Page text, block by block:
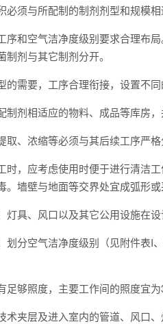
须与所配制的制剂剂型和规模相
和空气洁净度级别要求合理布局
剂与其它制剂分开。
需要，工序合理衔接，设置不同
剂相适应的物料、成品等库房，
、浓缩等必须与其后续工序严格
，应考虑使用时便于进行清洁
墙壁与地面等交界处宜成弧形
具、风口以及其它公用设施在设
分空气洁净度级别（见附件表I
够照度，主要工作间的照度宜为
夹层及进入室内的管道、风口、